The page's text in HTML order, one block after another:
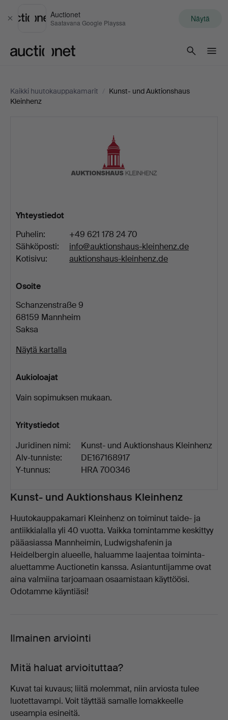
Sulje
Auctionet
Saatavana Google Playssa Näytä
Kaikki huutokauppakamarit / Kunst- und Auktionshaus
Kleinhenz
Auktionshaus
Yhteystiedot
Puhelin:
+49 621 178 24 70
Sähköposti:
info@auktionshaus-kleinhenz.de
Kotisivu:
auktionshaus-kleinhenz.de
Osoite
Schanzenstraße 9
68159 Mannheim
Saksa
Näytä kartalla
Aukioloajat
Vain sopimuksen mukaan.
Yritystiedot
Juridinen nimi:
Kunst- und Auktionshaus Kleinhenz
Alv-tunniste:
DE167168917
Y-tunnus:
HRA 700346
Kuvaus
Kunst- und Auktionshaus Kleinhenz
Huutokauppakamari Kleinhenz on toiminut taide- ja
antiikkialalla yli 40 vuotta. Vaikka tomintamme keskittyy
pääasiassa Mannheimin, Ludwigshafenin ja
Heidelbergin alueelle, haluamme laajentaa toiminta-
aluettamme Auctionetin kanssa. Asiantuntijamme ovat
aina valmiina tarjoamaan osaamistaan käyttöösi.
Odotamme käyntiäsi!
Ilmainen arviointi
Mitä haluat arvioituttaa?
Kuvat tai kuvaus; liitä molemmat, niin arviosta tulee
luotettavampi. Voit täyttää samalle lomakkeelle
useampia esineitä.